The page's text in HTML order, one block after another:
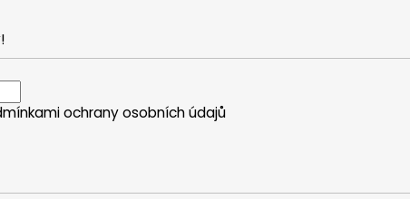
ochrany osobních údajů